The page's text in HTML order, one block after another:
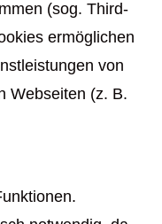
(sog. Third-
ermöglichen
von
Webseiten (z. B.